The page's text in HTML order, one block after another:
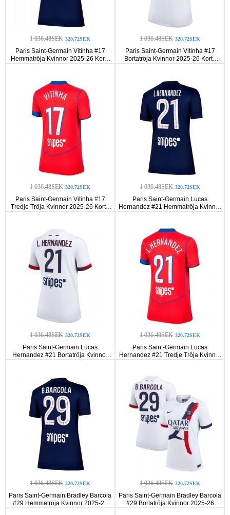
1 036.48SEK 320.72SEK
Paris Saint-Germain Vitinha #17
Hemmatröja Kvinnor 2025-26 Korta
ärmar
1 036.48SEK 320.72SEK
Paris Saint-Germain Vitinha #17
Bortatröja Kvinnor 2025-26 Korta
ärmar
1 036.48SEK 320.72SEK
Paris Saint-Germain Vitinha #17
Tredje Tröja Kvinnor 2025-26 Korta
ärmar
1 036.48SEK 320.72SEK
Paris Saint-Germain Lucas
Hernandez #21 Hemmatröja Kvinnor
2025-26 Korta ärmar
1 036.48SEK 320.72SEK
Paris Saint-Germain Lucas
Hernandez #21 Bortatröja Kvinnor
2025-26 Korta ärmar
1 036.48SEK 320.72SEK
Paris Saint-Germain Lucas
Hernandez #21 Tredje Tröja Kvinnor
2025-26 Korta ärmar
1 036.48SEK 320.72SEK
Paris Saint-Germain Bradley Barcola
#29 Hemmatröja Kvinnor 2025-26
Korta ärmar
1 036.48SEK 320.72SEK
Paris Saint-Germain Bradley Barcola
#29 Bortatröja Kvinnor 2025-26
Korta ärmar